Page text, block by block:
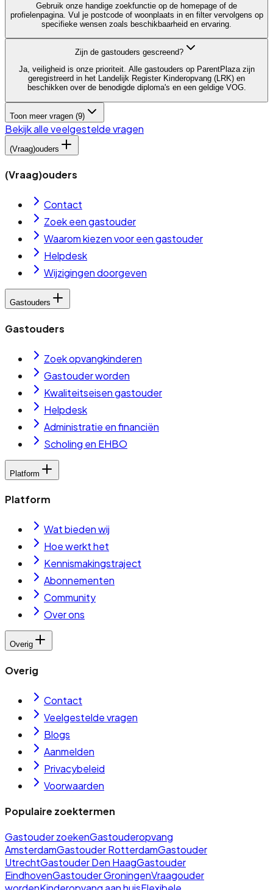
Gebruik onze handige zoekfunctie op de homepage of de
profielenpagina. Vul je postcode of woonplaats in en filter vervolgens op
specifieke wensen zoals beschikbaarheid en ervaring.
Zijn de gastouders gescreend?
Ja, veiligheid is onze prioriteit. Alle gastouders op ParentPlaza zijn
geregistreerd in het Landelijk Register Kinderopvang (LRK) en
beschikken over de benodigde diploma's en een geldige VOG.
Toon meer vragen (9)
Bekijk alle veelgestelde vragen
(Vraag)ouders
(Vraag)ouders
Contact
Zoek een gastouder
Waarom kiezen voor een gastouder
Helpdesk
Wijzigingen doorgeven
Gastouders
Gastouders
Zoek opvangkinderen
Gastouder worden
Kwaliteitseisen gastouder
Helpdesk
Administratie en financiën
Scholing en EHBO
Platform
Platform
Wat bieden wij
Hoe werkt het
Kennismakingstraject
Abonnementen
Community
Over ons
Overig
Overig
Contact
Veelgestelde vragen
Blogs
Aanmelden
Privacybeleid
Voorwaarden
Populaire zoektermen
Gastouder zoekenGastouderopvang
AmsterdamGastouder RotterdamGastouder
UtrechtGastouder Den HaagGastouder
EindhovenGastouder GroningenVraagouder